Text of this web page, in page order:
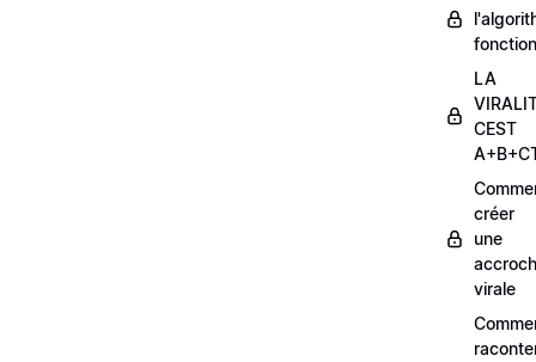
LA
CEST
créer
une
virale